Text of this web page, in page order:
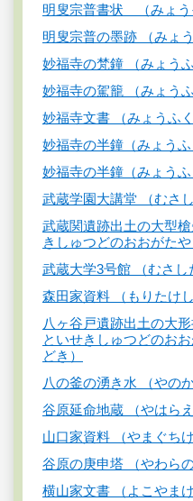
明叟宗普書状 （みょう
明叟宗普の墨跡 （みょ
妙福寺の梵鐘 （みょう
妙福寺の駕籠 （みょう
妙福寺文書 （みょうふ
妙福寺の半鐘（みょうふ
妙福寺の半鐘（みょうふ
武蔵学園大講堂 （むさ
武蔵関遺跡出土の大型
きしゅつどのおおがたや
武蔵大学3号館 （むさし
森田家資料 （もりたけし
八ヶ谷戸遺跡出土の大
といせきしゅつどのお
どき）
八の釜の湧き水 （やの
谷原延命地蔵 （やはら
山口家資料 （やまぐち
谷原の庚申塔 （やわら
横山家文書 （よこやま